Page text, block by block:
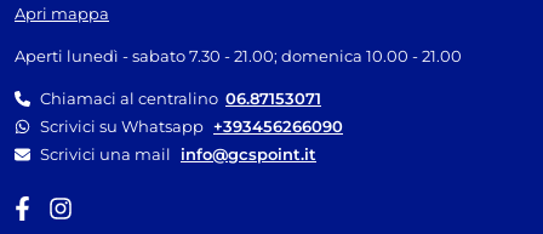
Apri mappa
Aperti lunedì - sabato 7.30 - 21.00; domenica 10.00 - 21.00
Chiamaci al centralino 06.87153071
Scrivici su Whatsapp +393456266090
Scrivici una mail
info@gcspoint.it